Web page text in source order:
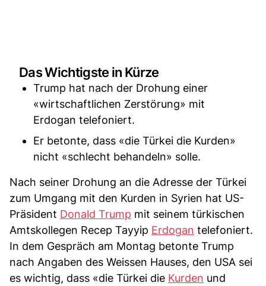
Das Wichtigste in Kürze
Trump hat nach der Drohung einer
«wirtschaftlichen Zerstörung» mit
Erdogan telefoniert.
Er betonte, dass «die Türkei die Kurden»
nicht «schlecht behandeln» solle.
Nach seiner Drohung an die Adresse der Türkei
zum Umgang mit den Kurden in Syrien hat US-
Präsident Donald Trump mit seinem türkischen
Amtskollegen Recep Tayyip Erdogan telefoniert.
In dem Gespräch am Montag betonte Trump
nach Angaben des Weissen Hauses, den USA sei
es wichtig, dass «die Türkei die Kurden und